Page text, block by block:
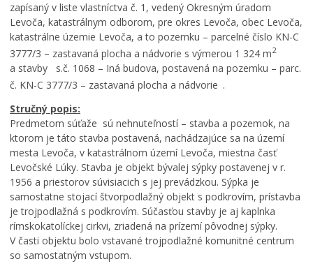
zapísaný v liste vlastníctva č. 1, vedený Okresným úradom
Levoča, katastrálnym odborom, pre okres Levoča, obec Levoča,
katastrálne územie Levoča, a to pozemku – parcelné číslo KN-C
3777/3 – zastavaná plocha a nádvorie s výmerou 1 324 m2
a stavby s.č. 1068 – Iná budova, postavená na pozemku – parc.
č. KN-C 3777/3 – zastavaná plocha a nádvorie .
Stručný popis:
Predmetom súťaže sú nehnuteľností – stavba a pozemok, na
ktorom je táto stavba postavená, nachádzajúce sa na území
mesta Levoča, v katastrálnom území Levoča, miestna časť
Levočské Lúky. Stavba je objekt bývalej sýpky postavenej v r.
1956 a priestorov súvisiacich s jej prevádzkou. Sýpka je
samostatne stojací štvorpodlažný objekt s podkrovím, prístavba
je trojpodlažná s podkrovím. Súčasťou stavby je aj kaplnka
rímskokatolíckej cirkvi, zriadená na prízemí pôvodnej sýpky.
V časti objektu bolo vstavané trojpodlažné komunitné centrum
so samostatným vstupom.